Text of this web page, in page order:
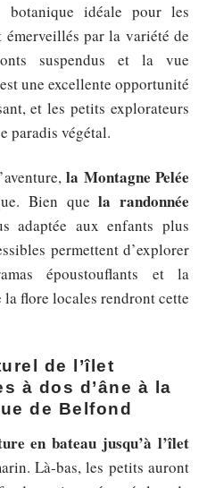
botanique idéale pour les
par la variété de
suspendus et la vue
une excellente opportunité
et les petits explorateurs
paradis végétal.
la Montagne Pelée
Bien quela randonnée
adaptée aux enfants plus
permettent d’explorer
époustouflants et la
flore locales rendront cette
de l’îlet
à dos d’âne à la
de Belfond
en bateau jusqu’à l’îlet
Là-bas, les petits auront